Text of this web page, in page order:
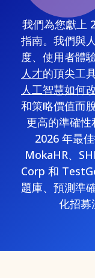
我們為您獻上
指南。我們與
度、使用者體
人才的頂尖工
人工智慧如何
和策略價值而
更高的準確
2026 年最
MokaHR、
Corp 和
題庫、預測準
化招募